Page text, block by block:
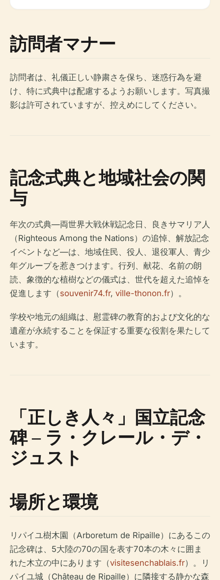
訪問者マナー
訪問者は、礼儀正しい静粛さを保ち、迷惑行為を避
け、特に式典中は配慮するようお願いします。写真撮
影は許可されていますが、控えめにしてください。
記念式典と地域社会の関
与
年次の式典—両世界大戦休戦記念日、良きサマリア人
（Righteous Among the Nations）の追悼、解放記念
イベントなど—は、地域住民、役人、退役軍人、青少
年グループを惹きつけます。行列、献花、名前の朗
読、象徴的な植樹などの儀式は、世代を超えた追悼を
促進します（souvenir74.fr, ville-thonon.fr）。
学校や地元の組織は、慰霊碑の教育的および文化的な
遺産が永続することを保証する重要な役割を果たして
います。
「正しき人々」国立記念
碑 – ラ・クレール・デ・
ジュスト
場所と環境
リパイユ樹木園（Arboretum de Ripaille）にあるこの
記念碑は、5大陸の70の国を表す70本の木々に囲ま
れた木立の中にあります（visitesenchablais.fr）。リ
パイユ城（Château de Ripaille）に隣接する静かな森